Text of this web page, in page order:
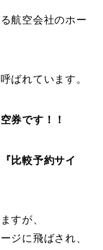
航空会社のホー
ばれています。
券です！！
『比較予約サイ
すが、
ジに飛ばされ、